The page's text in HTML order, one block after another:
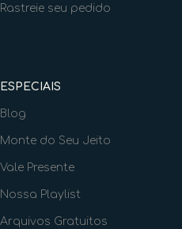
Rastreie seu pedido
ESPECIAIS
Blog
Monte do Seu Jeito
Vale Presente
Nossa Playlist
Arquivos Gratuitos